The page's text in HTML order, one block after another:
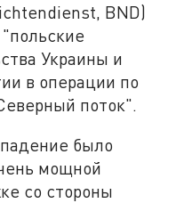
BND)
Украины и
в операции по
поток".
было
мощной
со стороны